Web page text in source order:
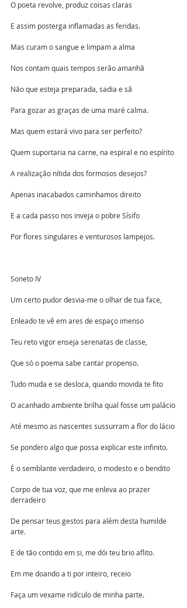
O poeta revolve, produz coisas claras
E assim posterga inflamadas as feridas.
Mas curam o sangue e limpam a alma
Nos contam quais tempos serão amanhã
Não que esteja preparada, sadia e sã
Para gozar as graças de uma maré calma.
Mas quem estará vivo para ser perfeito?
Quem suportaria na carne, na espiral e no espírito
A realização nítida dos formosos desejos?
Apenas inacabados caminhamos direito
E a cada passo nos inveja o pobre Sísifo
Por flores singulares e venturosos lampejos.
Soneto IV
Um certo pudor desvia-me o olhar de tua face,
Enleado te vê em ares de espaço imenso
Teu reto vigor enseja serenatas de classe,
Que só o poema sabe cantar propenso.
Tudo muda e se desloca, quando movida te fito
O acanhado ambiente brilha qual fosse um palácio
Até mesmo as nascentes sussurram a flor do lácio
Se pondero algo que possa explicar este infinito.
É o semblante verdadeiro, o modesto e o bendito
Corpo de tua voz, que me enleva ao prazer
derradeiro
De pensar teus gestos para além desta humilde
arte.
E de tão contido em si, me dói teu brio aflito.
Em me doando a ti por inteiro, receio
Faça um vexame ridículo de minha parte.